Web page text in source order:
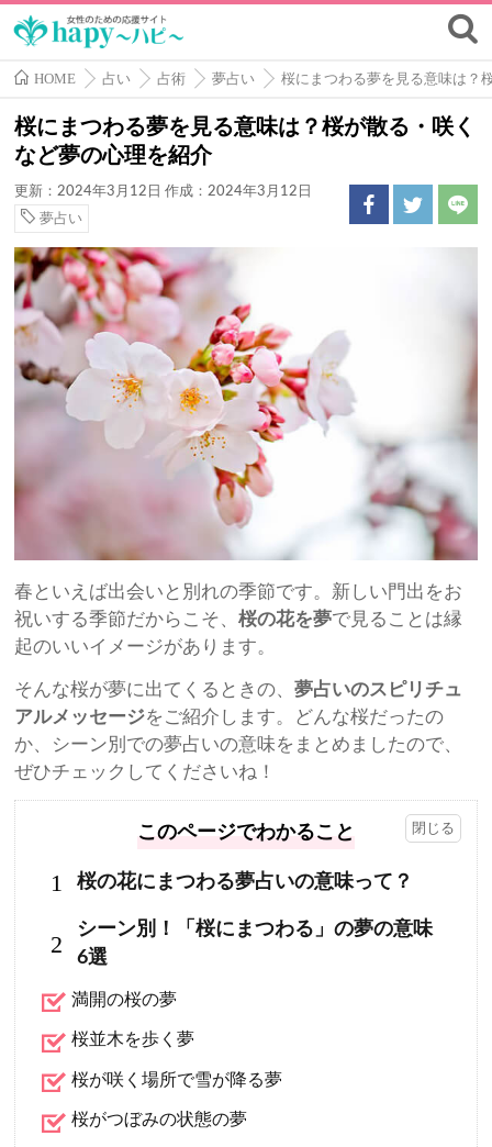
HOME 占い 占術 夢占い 桜にまつわる夢を見る意味は？
桜にまつわる夢を見る意味は？桜が散る・咲く
など夢の心理を紹介
更新：2024年3月12日 作成：2024年3月12日
夢占い
春といえば出会いと別れの季節です。新しい門出をお
祝いする季節だからこそ、桜の花を夢で見ることは縁
起のいいイメージがあります。
そんな桜が夢に出てくるときの、夢占いのスピリチュ
アルメッセージをご紹介します。どんな桜だったの
か、シーン別での夢占いの意味をまとめましたので、
ぜひチェックしてくださいね！
このページでわかること
1 桜の花にまつわる夢占いの意味って？
2
シーン別！「桜にまつわる」の夢の意味
6選
満開の桜の夢
桜並木を歩く夢
桜が咲く場所で雪が降る夢
桜がつぼみの状態の夢